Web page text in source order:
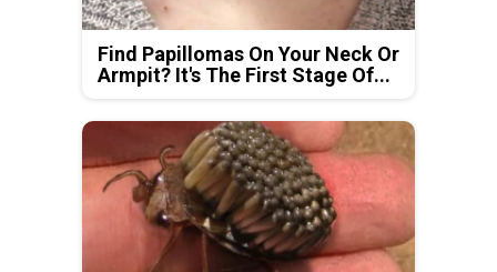
Find Papillomas On Your Neck Or
Armpit? It's The First Stage Of...